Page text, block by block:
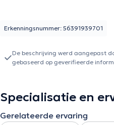
Erkenningsnummer: 56391939701
De beschrijving werd aangepast
gebaseerd op geverifieerde
Specialisatie en
Gerelateerde ervaring